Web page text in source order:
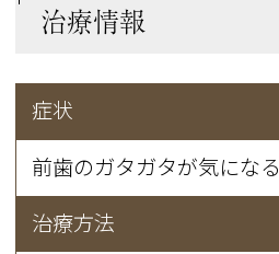
治療情報
症状
前歯のガタガタが気になる
治療方法